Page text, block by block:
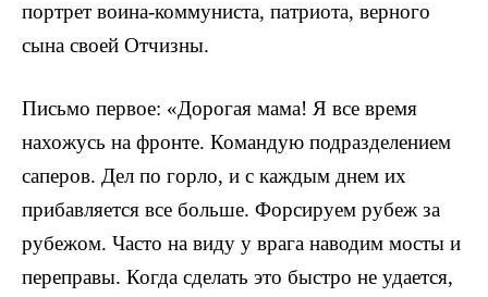
портрет воина-ком­муниста, патриота, верного
сына своей Отчизны.
Письмо первое: «Дорогая мама! Я все время
нахо­жусь на фронте. Командую подразделением
саперов. Дел по горло, и с каждым днем их
прибавляется все больше. Форсируем рубеж за
рубежом. Часто на виду у врага наводим мосты и
переправы. Когда сделать это быстро не удается,